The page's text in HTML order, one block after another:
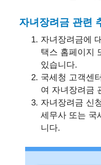
자녀장려금 관련
자녀장려금에
택스 홈페이지
있습니다.
국세청 고객센
여 자녀장려금
자녀장려금 신
세무사 또는 국
니다.